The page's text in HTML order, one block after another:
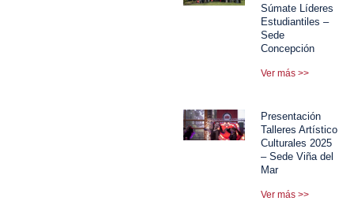
Súmate Líderes
Estudiantiles –
Sede
Concepción
Ver más >>
Presentación
Talleres Artístico
Culturales 2025
– Sede Viña del
Mar
Ver más >>